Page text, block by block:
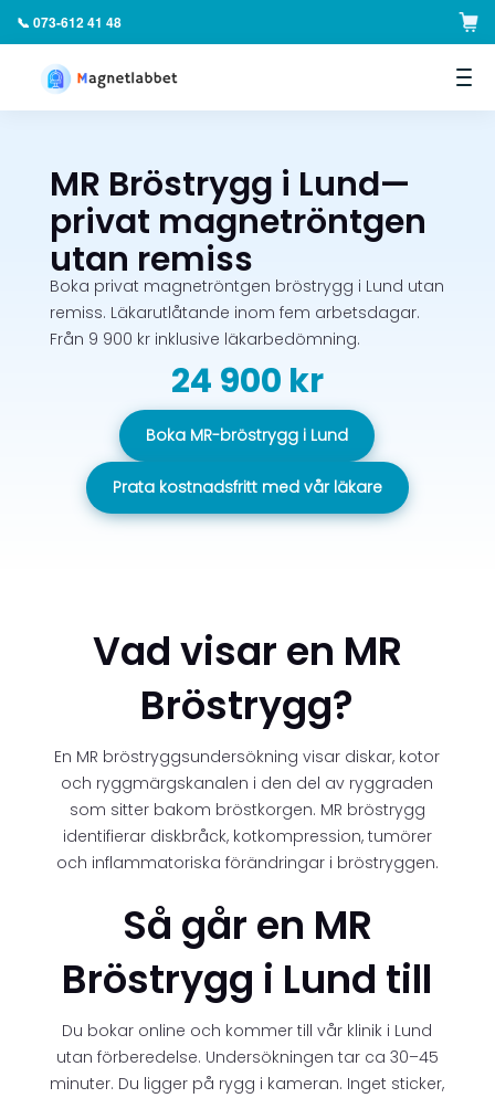
📞 073-612 41 48
MR Bröstrygg i Lund—
privat magnetröntgen
utan remiss
Boka privat magnetröntgen bröstrygg i Lund utan
remiss. Läkarutlåtande inom fem arbetsdagar.
Från 9 900 kr inklusive läkarbedömning.
24 900 kr
Boka MR-bröstrygg i Lund
Prata kostnadsfritt med vår läkare
Vad visar en MR
Bröstrygg?
En MR bröstryggsundersökning visar diskar, kotor
och ryggmärgskanalen i den del av ryggraden
som sitter bakom bröstkorgen. MR bröstrygg
identifierar diskbråck, kotkompression, tumörer
och inflammatoriska förändringar i bröstryggen.
Så går en MR
Bröstrygg i Lund till
Du bokar online och kommer till vår klinik i Lund
utan förberedelse. Undersökningen tar ca 30–45
minuter. Du ligger på rygg i kameran. Inget sticker,